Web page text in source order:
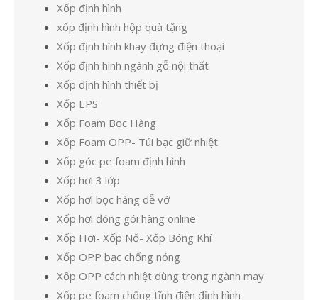
Xốp định hình
xốp định hình hộp quà tặng
Xốp định hình khay đựng điện thoại
Xốp định hình ngành gỗ nội thất
Xốp định hình thiết bị
Xốp EPS
Xốp Foam Bọc Hàng
Xốp Foam OPP- Túi bạc giữ nhiệt
Xốp góc pe foam định hình
Xốp hơi 3 lớp
Xốp hơi bọc hàng dễ vỡ
Xốp hơi đóng gói hàng online
Xốp Hơi- Xốp Nổ- Xốp Bóng Khí
Xốp OPP bạc chống nóng
Xốp OPP cách nhiệt dùng trong ngành may
Xốp pe foam chống tĩnh điện định hình